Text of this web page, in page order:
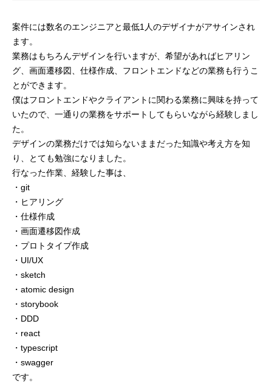
mmjテックブログ
mmjコーポレートサイト
お問合せ
案件には数名のエンジニアと最低1人のデザイナがアサインされ
ます。
業務はもちろんデザインを行いますが、希望があればヒアリン
グ、画面遷移図、仕様作成、フロントエンドなどの業務も行うこ
とができます。
僕はフロントエンドやクライアントに関わる業務に興味を持って
いたので、一通りの業務をサポートしてもらいながら経験しまし
た。
デザインの業務だけでは知らないままだった知識や考え方を知
り、とても勉強になりました。
行なった作業、経験した事は、
・git
・ヒアリング
・仕様作成
・画面遷移図作成
・プロトタイプ作成
・UI/UX
・sketch
・atomic design
・storybook
・DDD
・react
・typescript
・swagger
です。